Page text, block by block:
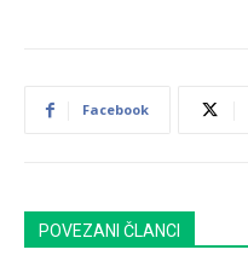
Facebook
POVEZANI ČLANCI